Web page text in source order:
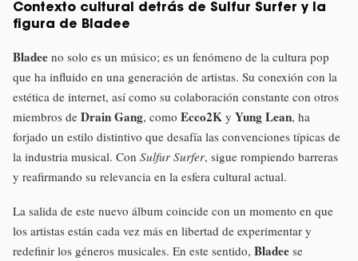
Contexto cultural detrás de Sulfur Surfer y la
figura de Bladee
Bladee no solo es un músico; es un fenómeno de la cultura pop
que ha influido en una generación de artistas. Su conexión con la
estética de internet, así como su colaboración constante con otros
miembros de Drain Gang, como Ecco2K y Yung Lean, ha
forjado un estilo distintivo que desafía las convenciones típicas de
la industria musical. Con Sulfur Surfer, sigue rompiendo barreras
y reafirmando su relevancia en la esfera cultural actual.
La salida de este nuevo álbum coincide con un momento en que
los artistas están cada vez más en libertad de experimentar y
redefinir los géneros musicales. En este sentido, Bladee se